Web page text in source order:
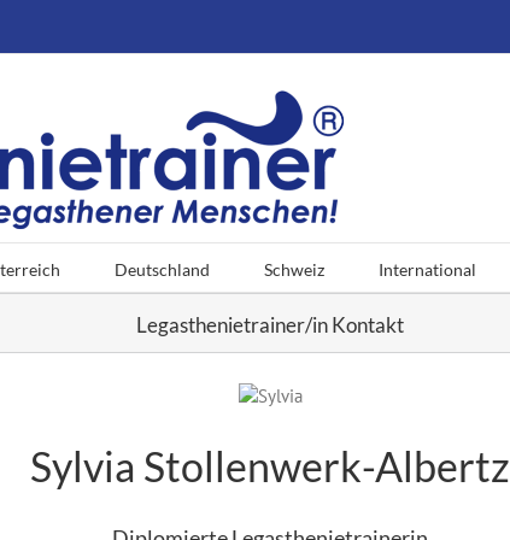
Deutschland Schweiz International
Legasthenietrainer/in Kontakt
Sylvia Stollenwerk-Albertz